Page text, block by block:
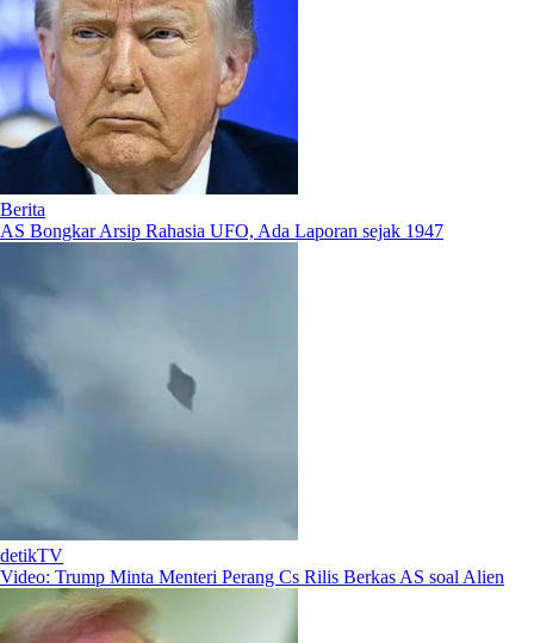
Berita
AS Bongkar Arsip Rahasia UFO, Ada Laporan sejak 1947
detikTV
Video: Trump Minta Menteri Perang Cs Rilis Berkas AS soal Alien